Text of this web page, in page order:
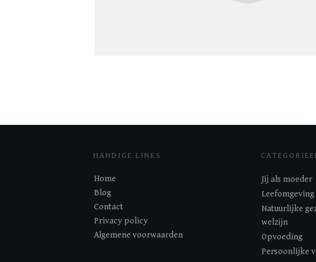
HANDIGE LINKS
Home
Blog
Contact
Privacy policy
Algemene voorwaarden
Jij als moeder
Natuurlijke
welzijn
Opvoeding
Persoonlijke